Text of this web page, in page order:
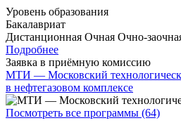
Уровень образования
Бакалавриат
Дистанционная Очная Очно-
Подробнее
Заявка в приёмную комиссию
МТИ — Московский
в нефтегазовом комплексе
Посмотреть все программы (64)